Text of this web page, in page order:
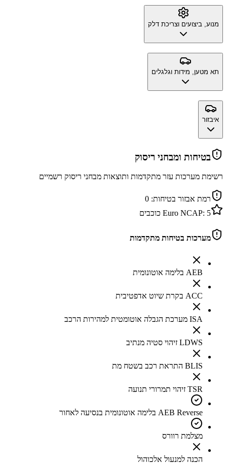
מנוע, ביצועים וצריכת דלק
תא מטען, מידות וגלגלים
איבזור
בטיחות ומבחני ריסוק
רשימת מערכות עזר מתקדמות ותוצאות מבחני ריסוק רשמיים
רמת אבזור בטיחות: 0
Euro NCAP: 5 כוכבים
מערכות בטיחות מתקדמות
AEB בלימה אוטונומית
ACC בקרת שיוט אדפטיבית
ISA מערכת הגבלה אוטומטית למהירות הרכב
LDWS זיהוי סטיה מנתיב
BLIS התראת רכב בשטח מת
TSR זיהוי תמרורי תנועה
AEB Reverse בלימה אוטונומית בנסיעה לאחור
מצלמת רוורס
הכנה למנעול אלכוהול